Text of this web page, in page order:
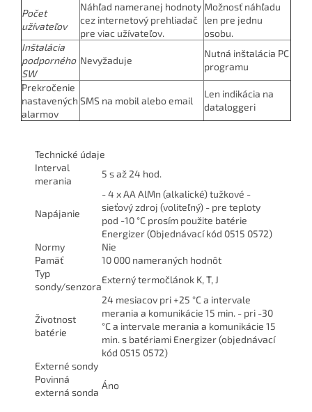
Počet
užívateľov
Náhľad nameranej hodnoty
cez internetový prehliadač
pre viac užívateľov.
Možnosť náhľadu
len pre jednu
osobu.
Inštalácia
podporného
SW
Nevyžaduje
Nutná inštalácia PC
programu
Prekročenie
nastavených
alarmov
SMS na mobil alebo email
Len indikácia na
dataloggeri
Technické údaje
Interval
merania
5 s až 24 hod.
Napájanie
- 4 x AA AlMn (alkalické) tužkové -
sieťový zdroj (voliteľný) - pre teploty
pod -10 °C prosím použite batérie
Energizer (Objednávací kód 0515 0572)
Normy
Nie
Pamäť
10 000 nameraných hodnôt
Typ
sondy/senzora
Externý termočlánok K, T, J
Životnost
batérie
24 mesiacov pri +25 °C a intervale
merania a komunikácie 15 min. - pri -30
°C a intervale merania a komunikácie 15
min. s batériami Energizer (objednávací
kód 0515 0572)
Externé sondy
Povinná
externá sonda
Áno